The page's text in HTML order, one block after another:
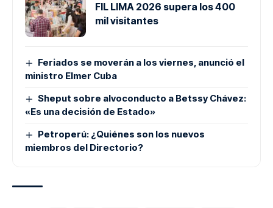
FIL LIMA 2026 supera los 400
mil visitantes
Feriados se moverán a los viernes, anunció el
ministro Elmer Cuba
Sheput sobre alvoconducto a Betssy Chávez:
«Es una decisión de Estado»
Petroperú: ¿Quiénes son los nuevos
miembros del Directorio?